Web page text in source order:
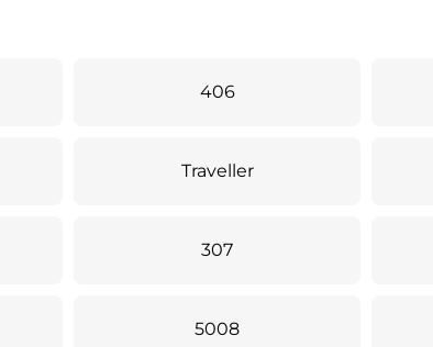
406
Traveller
307
5008